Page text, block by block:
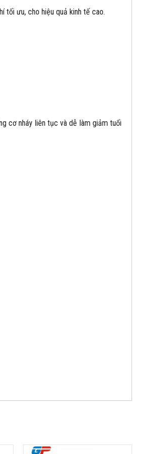
tối ưu, cho hiệu quả kinh tế cao.
cơ nháy liên tục và dễ làm giảm tuổi